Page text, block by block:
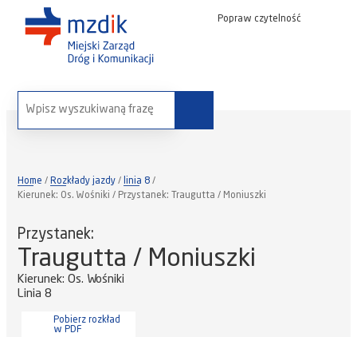
Popraw czytelność
wyszukaj na stronie:
Home Rozkłady jazdy
linia 8
Kierunek: Os. Wośniki / Przystanek: Traugutta / Moniuszki
Przystanek:
Traugutta / Moniuszki
Kierunek: Os. Wośniki
Linia 8
Pobierz rozkład
w PDF